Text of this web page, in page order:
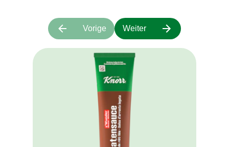
Vorige Weiter